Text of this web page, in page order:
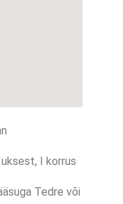
I korrus
Tedre või